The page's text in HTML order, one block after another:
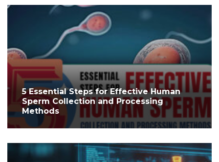
5 Essential Steps for Effective Human
Sperm Collection and Processing
Methods